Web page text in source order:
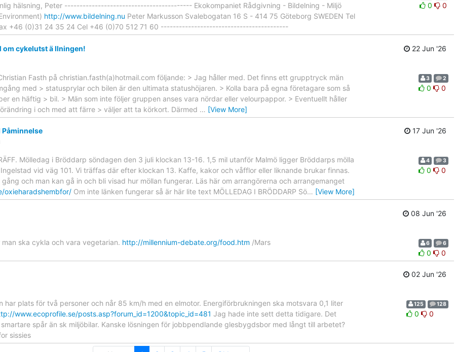
hälsning, Peter ------------------------------------------ Ekokompaniet Rådgivning - Bildelning - Miljö
http://www.bildelning.nu Peter Markusson Svalebogatan 16 S - 414 75 Göteborg SWEDEN Tel
+46 (0)31 24 35 24 Cel +46 (0)70 512 71 60 ------------------------------------------
0 0
om cykelutst ä llningen!
22 Jun '26
Fasth på christian.fasth(a)hotmail.com följande: > Jag håller med. Det finns ett grupptryck män
med > statusprylar och bilen är den ultimata statushöjaren. > Kolla bara på egna företagare som så
en häftig > bil. > Män som inte följer gruppen anses vara nördar eller velourpappor. > Eventuellt håller
i och med att färre > väljer att ta körkort. Därmed … [View More]
3 2
0 0
Påminnelse
17 Jun '26
Mölledag i Bröddarp söndagen den 3 juli klockan 13-16. 1,5 mil utanför Malmö ligger Bröddarps mölla
vid väg 101. Vi träffas där efter klockan 13. Kaffe, kakor och våfflor eller liknande brukar finnas.
och man kan gå in och bli visad hur möllan fungerar. Läs här om arrangörerna och arrangemanget
oxieharadshembfor/ Om inte länken fungerar så är här lite text MÖLLEDAG I BRÖDDARP Sö… [View More]
4 3
0 0
08 Jun '26
ska cykla och vara vegetarian. http://millennium-debate.org/food.htm /Mars 6 6
0 0
02 Jun '26
har plats för två personer och når 85 km/h med en elmotor. Energiförbrukningen ska motsvara 0,1 liter
www.ecoprofile.se/posts.asp?forum_id=1200&topic_id=481 Jag hade inte sett detta tidigare. Det
spår än sk miljöbilar. Kanske lösningen för jobbpendlande glesbygdsbor med långt till arbetet?
sissies
125 128
0 0